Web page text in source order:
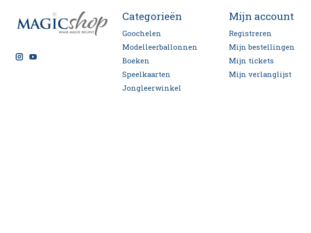
Categorieën
Goochelen
Modelleerballonnen
Boeken
Speelkaarten
Jongleerwinkel
Mijn account
Registreren
Mijn bestellingen
Mijn tickets
Mijn verlanglijst